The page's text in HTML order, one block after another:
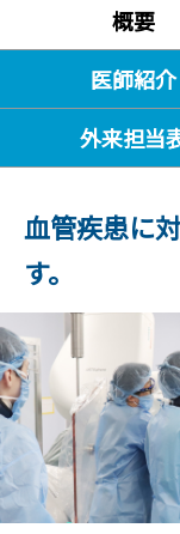
概要
医師紹介
外来担当
血管疾患に
す。